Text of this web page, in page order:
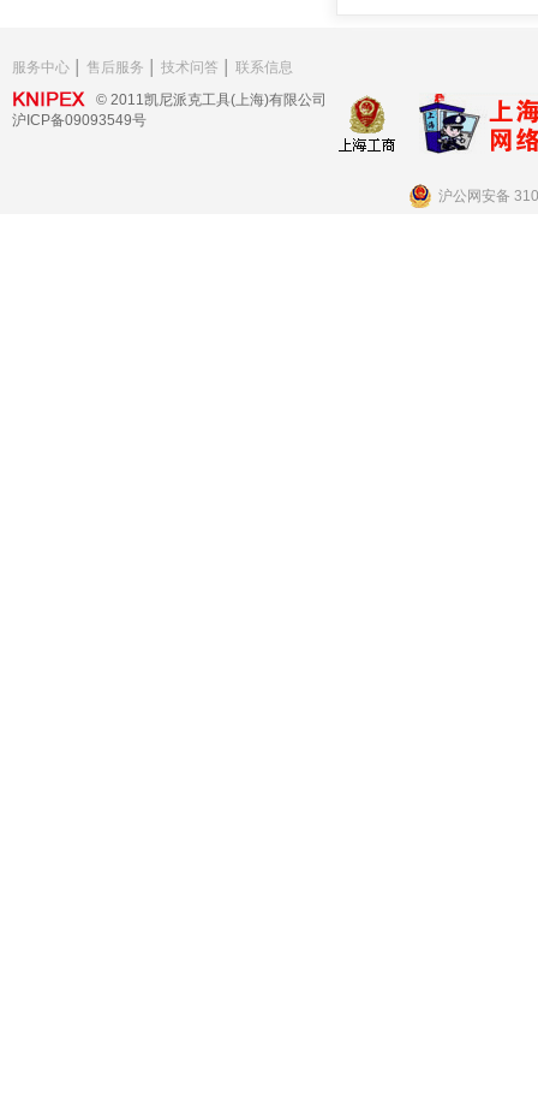
服务中心 售后服务 技术问答
联系信息
© 2011凯尼派克工具(上海)有限公司
沪ICP备09093549号
沪公网安备